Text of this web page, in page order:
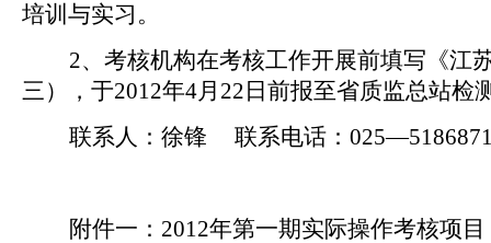
培训与实习。
2、考核机构在考核工作开展前填写《江
三），于2012年4月 22 日前报至省质监总站检
联系人：徐锋
联系电话： 025—
附件一： 2012年第一期实际操作考核项目